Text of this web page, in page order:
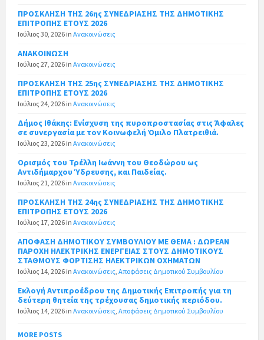
ΠΡΟΣΚΛΗΣΗ ΤΗΣ 26ης ΣΥΝΕΔΡΙΑΣΗΣ ΤΗΣ ΔΗΜΟΤΙΚΗΣ
ΕΠΙΤΡΟΠΗΣ ΕΤΟΥΣ 2026
Ιούλιος 30, 2026 in Ανακοινώσεις
ΑΝΑΚΟΙΝΩΣΗ
Ιούλιος 27, 2026 in Ανακοινώσεις
ΠΡΟΣΚΛΗΣΗ ΤΗΣ 25ης ΣΥΝΕΔΡΙΑΣΗΣ ΤΗΣ ΔΗΜΟΤΙΚΗΣ
ΕΠΙΤΡΟΠΗΣ ΕΤΟΥΣ 2026
Ιούλιος 24, 2026 in Ανακοινώσεις
Δήμος Ιθάκης: Ενίσχυση της πυροπροστασίας στις Άφαλες
σε συνεργασία με τον Κοινωφελή Όμιλο Πλατρειθιά.
Ιούλιος 23, 2026 in Ανακοινώσεις
Ορισμός του Τρέλλη Ιωάννη του Θεοδώρου ως
Αντιδήμαρχου Ύδρευσης, και Παιδείας.
Ιούλιος 21, 2026 in Ανακοινώσεις
ΠΡΟΣΚΛΗΣΗ ΤΗΣ 24ης ΣΥΝΕΔΡΙΑΣΗΣ ΤΗΣ ΔΗΜΟΤΙΚΗΣ
ΕΠΙΤΡΟΠΗΣ ΕΤΟΥΣ 2026
Ιούλιος 17, 2026 in Ανακοινώσεις
ΑΠΟΦΑΣΗ ΔΗΜΟΤΙΚΟΥ ΣΥΜΒΟΥΛΙΟΥ ΜΕ ΘΕΜΑ : ΔΩΡΕΑΝ
ΠΑΡΟΧΗ ΗΛΕΚΤΡΙΚΗΣ ΕΝΕΡΓΕΙΑΣ ΣΤΟΥΣ ΔΗΜΟΤΙΚΟΥΣ
ΣΤΑΘΜΟΥΣ ΦΟΡΤΙΣΗΣ ΗΛΕΚΤΡΙΚΩΝ ΟΧΗΜΑΤΩΝ
Ιούλιος 14, 2026 in Ανακοινώσεις, Αποφάσεις Δημοτικού Συμβουλίου
Εκλογή Αντιπροέδρου της Δημοτικής Επιτροπής για τη
δεύτερη θητεία της τρέχουσας δημοτικής περιόδου.
Ιούλιος 14, 2026 in Ανακοινώσεις, Αποφάσεις Δημοτικού Συμβουλίου
MORE POSTS